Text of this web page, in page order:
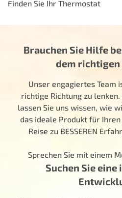
Finden Sie Ihr Thermostat
Brauchen Sie Hilfe
dem richtigen
Unser engagiertes Team
richtige Richtung zu
lassen Sie uns wissen, wie
das ideale Produkt für
Reise zu BESSEREN
Sprechen Sie mit einem
Suchen Sie